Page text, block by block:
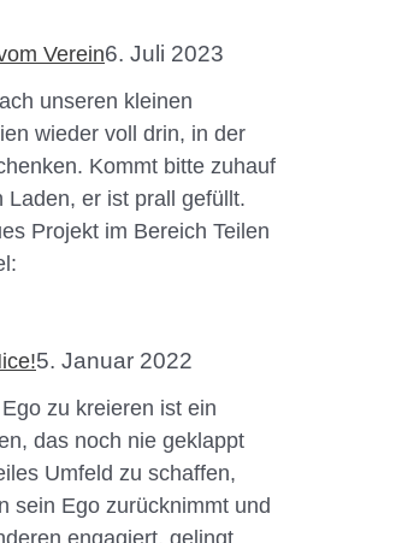
Verein6. Juli 2023
unseren kleinen
wieder voll drin, in der
Kommt bitte zuhauf
Laden, er ist prall gefüllt.
Projekt im Bereich Teilen
5. Januar 2022
zu kreieren ist ein
das noch nie geklappt
Umfeld zu schaffen,
sein Ego zurücknimmt und
engagiert, gelingt